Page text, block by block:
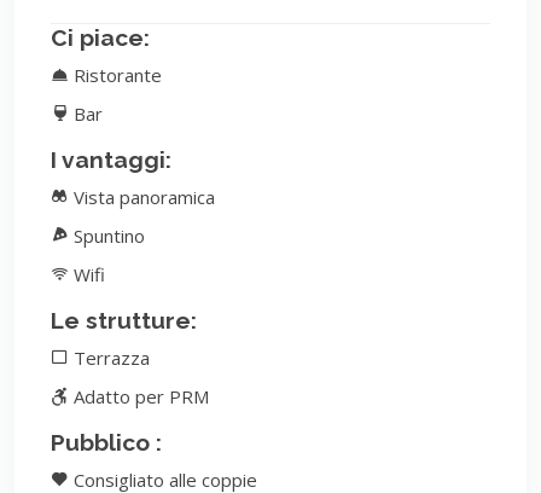
Ci piace:
Ristorante
Bar
I vantaggi:
Vista panoramica
Spuntino
Wifi
Le strutture:
Terrazza
Adatto per PRM
Pubblico :
Consigliato alle coppie